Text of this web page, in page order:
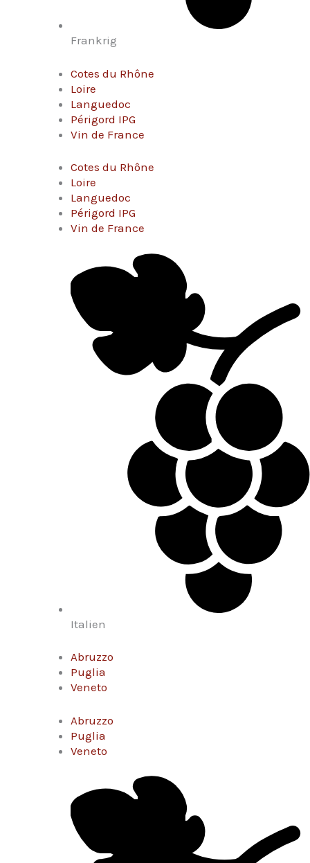
Frankrig
Cotes du Rhône
Loire
Languedoc
Périgord IPG
Vin de France
Cotes du Rhône
Loire
Languedoc
Périgord IPG
Vin de France
Italien
Abruzzo
Puglia
Veneto
Abruzzo
Puglia
Veneto